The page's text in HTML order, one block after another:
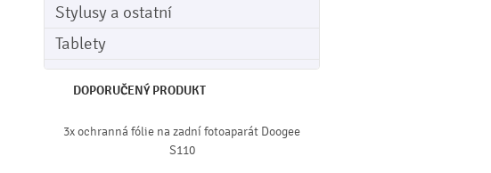
Stylusy a ostatní
Tablety
DOPORUČENÝ PRODUKT
3x ochranná fólie na zadní fotoaparát Doogee
S110